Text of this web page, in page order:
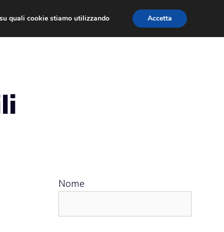
Nome
quali cookie stiamo utilizzando
Accetta